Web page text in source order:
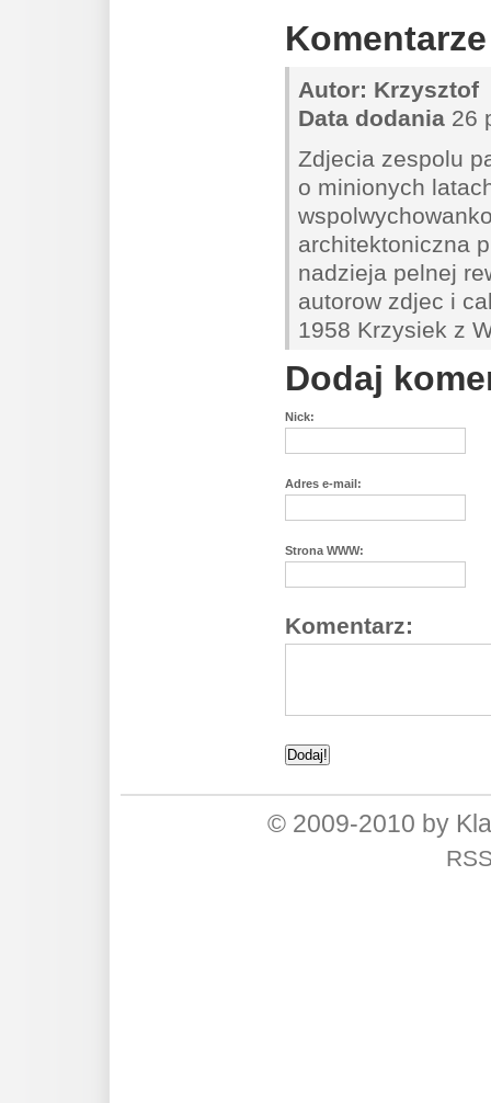
Komentarze
Autor: Krzysztof
Data dodania 26
Zdjecia zespolu
o minionych
architektoniczna
nadzieja pelnej
autorow zdjec i
1958 Krzysiek z
Dodaj
Nick:
Adres e-mail:
Strona WWW:
Komentarz:
© 2009-2010 by